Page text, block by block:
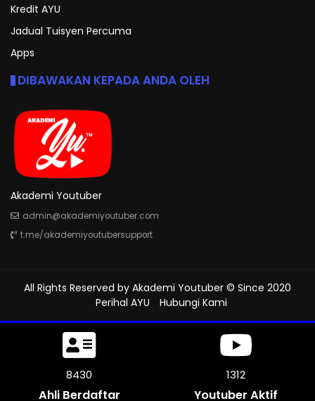
Kredit AYU
Jadual Tuisyen Percuma
Apps
DIBAWAKAN KEPADA ANDA OLEH
Akademi Youtuber
admin@akademiyoutuber.com
t.me/akademiyoutubersupport
All Rights Reserved by Akademi Youtuber © Since 2020
Perihal AYU
Hubungi Kami
8730
Ahli Berdaftar
1312
Youtuber Aktif